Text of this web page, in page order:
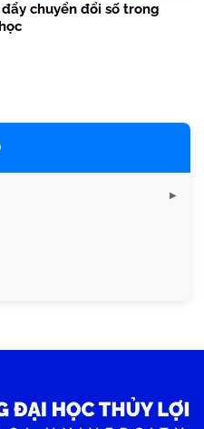
chuyển đổi số trong